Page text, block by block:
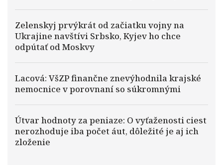
Zelenskyj prvýkrát od začiatku vojny na
Ukrajine navštívi Srbsko, Kyjev ho chce
odpútať od Moskvy
Lacová: VšZP finančne znevýhodnila krajské
nemocnice v porovnaní so súkromnými
Útvar hodnoty za peniaze: O vyťaženosti ciest
nerozhoduje iba počet áut, dôležité je aj ich
zloženie